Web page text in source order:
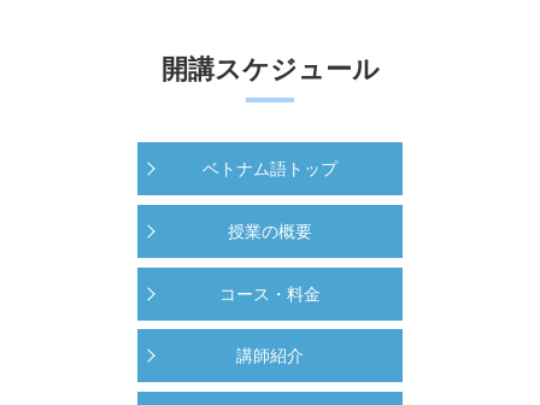
開講スケジュール
ベトナム語トップ
授業の概要
コース・料金
講師紹介